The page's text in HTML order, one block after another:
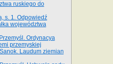
ruskiego do
s. 1. Odpowiedź
województwa
Ordynacya
przemyskiej
Laudum ziemian